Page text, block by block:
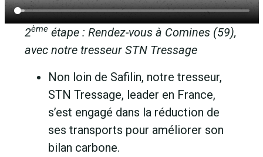
2ème étape : Rendez-vous à Comines (59),
avec notre tresseur STN Tressage
Non loin de Safilin, notre tresseur,
STN Tressage, leader en France,
s’est engagé dans la réduction de
ses transports pour améliorer son
bilan carbone.